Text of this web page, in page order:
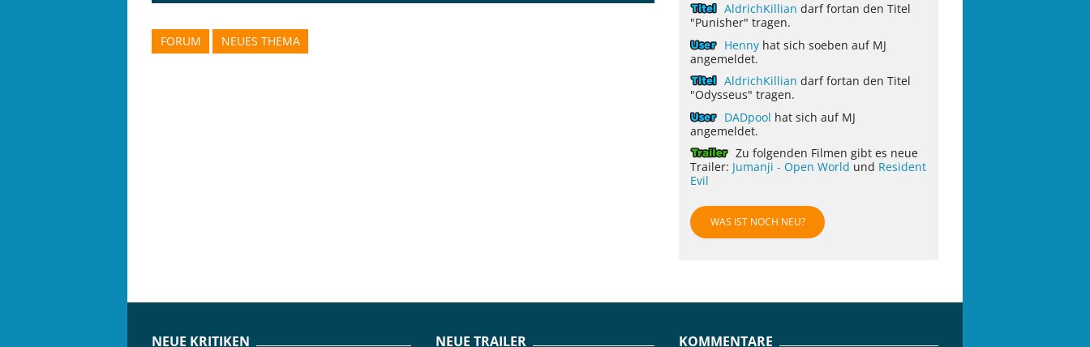
FORUM NEUES THEMA
AldrichKillian darf fortan den Titel
"Punisher" tragen.
Henny hat sich soeben auf MJ
angemeldet.
AldrichKillian darf fortan den Titel
"Odysseus" tragen.
DADpool hat sich auf MJ
angemeldet.
Zu folgenden Filmen gibt es neue
Trailer: Jumanji - Open World und Resident
Evil
WAS IST NOCH NEU?
NEUE KRITIKEN NEUE TRAILER KOMMENTARE